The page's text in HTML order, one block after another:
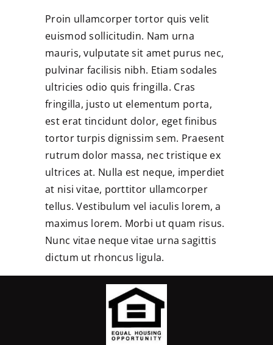
Proin ullamcorper tortor quis velit
euismod sollicitudin. Nam urna
mauris, vulputate sit amet purus nec,
pulvinar facilisis nibh. Etiam sodales
ultricies odio quis fringilla. Cras
fringilla, justo ut elementum porta,
est erat tincidunt dolor, eget finibus
tortor turpis dignissim sem. Praesent
rutrum dolor massa, nec tristique ex
ultrices at. Nulla est neque, imperdiet
at nisi vitae, porttitor ullamcorper
tellus. Vestibulum vel iaculis lorem, a
maximus lorem. Morbi ut quam risus.
Nunc vitae neque vitae urna sagittis
dictum ut rhoncus ligula.